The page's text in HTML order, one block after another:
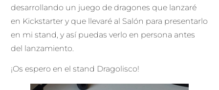
desarrollando un juego de dragones que lanzaré
en Kickstarter y que llevaré al Salón para presentarlo
en mi stand, y así puedas verlo en persona antes
del lanzamiento.
¡Os espero en el stand Dragolisco!